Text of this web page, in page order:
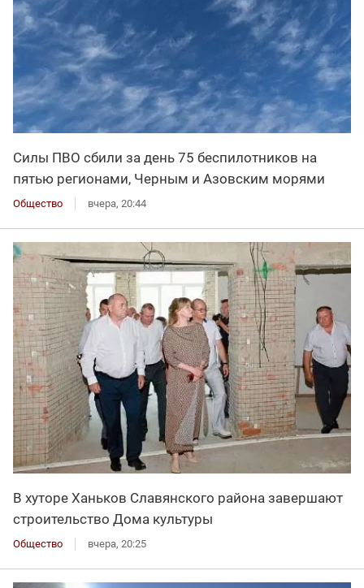
Силы ПВО сбили за день 75 беспилотников на
пятью регионами, Черным и Азовским морями
Общество вчера, 20:44
В хуторе Ханьков Славянского района завершают
строительство Дома культуры
Общество вчера, 20:25